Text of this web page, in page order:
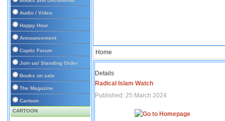
Audio / Video
Happy Hour
Announcement
Coptic Forum
Join us/ Standing Order
Books on sale
The Magazine
Cartoon
CARTOON
Home
Details
Radical Islam Watch
Published: 25 March 2024